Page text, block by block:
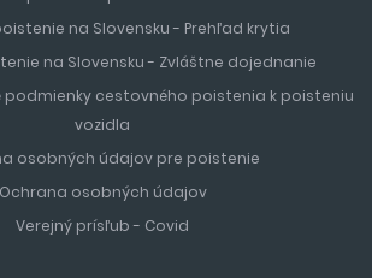
na Slovensku - Prehľad krytia
na Slovensku - Zvláštne dojednanie
podmienky cestovného poistenia k poisteniu
vozidla
osobných údajov pre poistenie
Ochrana osobných údajov
Verejný prísľub - Covid